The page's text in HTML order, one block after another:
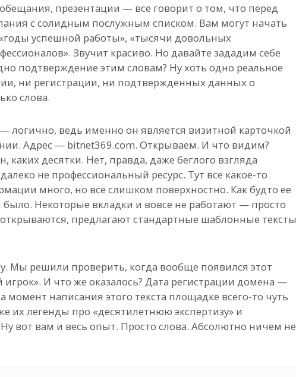
презентации — все говорит о том, что перед
с солидным послужным списком. Вам могут начать
успешной работы», «тысячи довольных
Звучит красиво. Но давайте зададим себе
подтверждение этим словам? Ну хоть одно реальное
ни регистрации, ни подтвержденных данных о
слова.
логично, ведь именно он является визитной карточкой
Адрес — bitnet369.com. Открываем. И что видим?
десятки. Нет, правда, даже беглого взгляда
не профессиональный ресурс. Тут все какое-то
много, но все слишком поверхностно. Как будто ее
Некоторые вкладки и вовсе не работают — просто
предлагают стандартные шаблонные тексты
Мы решили проверить, когда вообще появился этот
И что же оказалось? Дата регистрации домена —
момент написания этого текста площадке всего-то чуть
их легенды про «десятилетнюю экспертизу» и
вот вам и весь опыт. Просто слова. Абсолютно ничем не